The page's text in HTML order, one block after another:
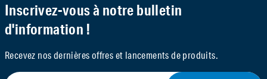
Inscrivez-vous à notre bulletin
d'information !
Recevez nos dernières offres et lancements de produits.